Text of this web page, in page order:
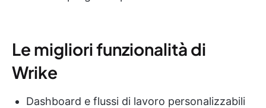
Le migliori funzionalità di
Wrike
Dashboard e flussi di lavoro personalizzabili